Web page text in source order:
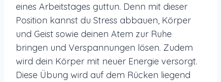
eines Arbeitstages guttun. Denn mit dieser
Position kannst du Stress abbauen, Körper
und Geist sowie deinen Atem zur Ruhe
bringen und Verspannungen lösen. Zudem
wird dein Körper mit neuer Energie versorgt.
Diese Übung wird auf dem Rücken liegend